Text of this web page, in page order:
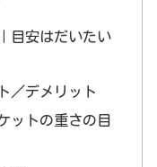
目安はだいたい
／デメリット
ットの重さの目